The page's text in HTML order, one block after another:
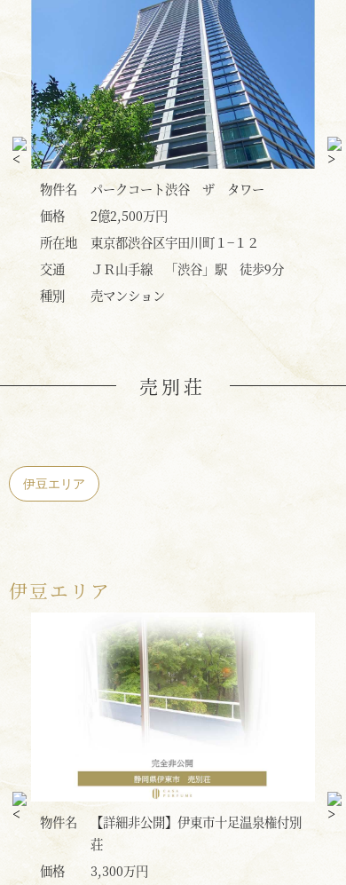
物件名
パークコート渋谷 ザ タワー
価格
1億6,400万円
所在地
東京都渋谷区宇田川町１−１２
交通
各線 「渋谷」駅 徒歩9分
種別
売マンション
売別荘
伊豆エリア
伊豆エリア
別 物件名
新築 温泉・プール付きヴィラ
価格
7,800万円
所在地
（ナビ用）静岡県伊東市富戸1317-189
物